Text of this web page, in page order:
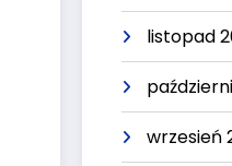
listopad
wrzesień